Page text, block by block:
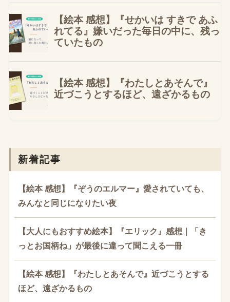
新着記事
【絵本 感想】『ぞうのエルマー』愛されていても、
みんなと同じになりたい夜
【大人にもおすすめ絵本】『エリック』感想｜「き
っとお国柄ね」が最後に違って聞こえる一冊
【絵本 感想】『わたしとあそんで』近づこうとする
ほど、遠ざかるもの